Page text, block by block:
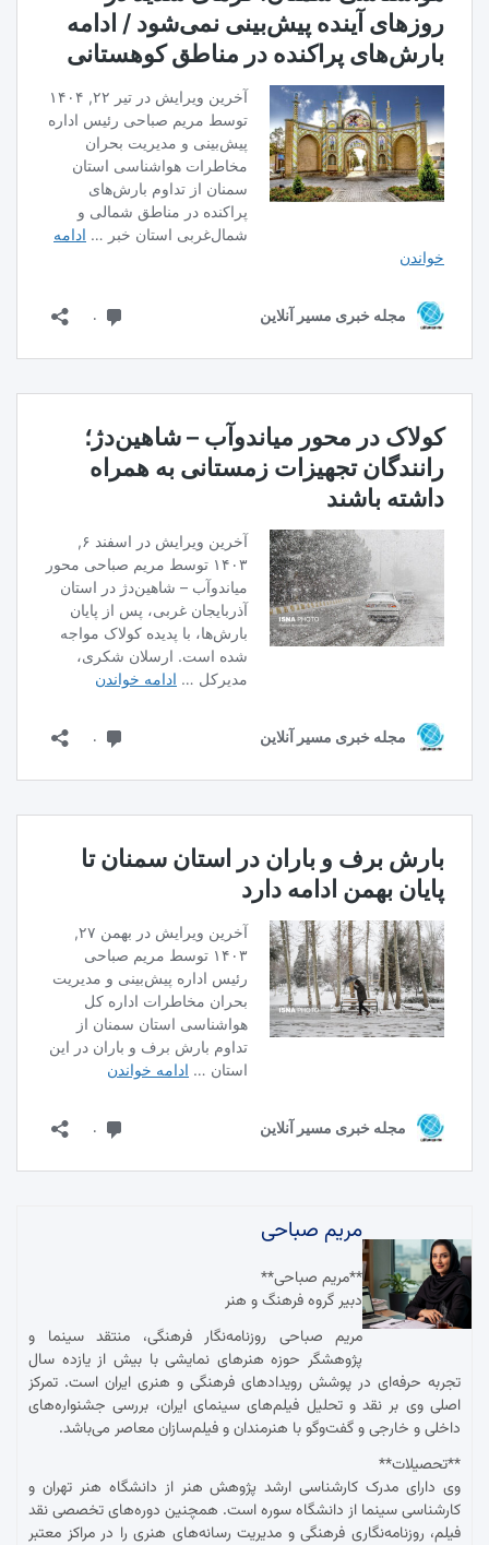
مریم صباحی
**مریم صباحی**
دبیر گروه فرهنگ و هنر
مریم صباحی روزنامه‌نگار فرهنگی، منتقد سینما و
پژوهشگر حوزه هنرهای نمایشی با بیش از یازده سال
تجربه حرفه‌ای در پوشش رویدادهای فرهنگی و هنری ایران است. تمرکز
اصلی وی بر نقد و تحلیل فیلم‌های سینمای ایران، بررسی جشنواره‌های
داخلی و خارجی و گفت‌وگو با هنرمندان و فیلم‌سازان معاصر می‌باشد.
**تحصیلات**
وی دارای مدرک کارشناسی ارشد پژوهش هنر از دانشگاه هنر تهران و
کارشناسی سینما از دانشگاه سوره است. همچنین دوره‌های تخصصی نقد
فیلم، روزنامه‌نگاری فرهنگی و مدیریت رسانه‌های هنری را در مراکز معتبر